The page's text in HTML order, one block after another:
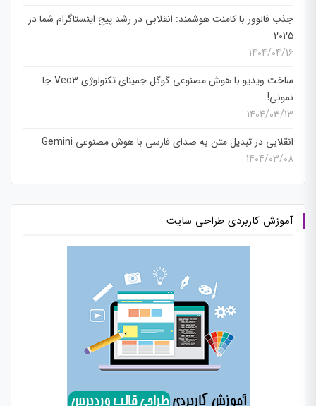
جذب فالوور با کامنت هوشمند: انقلابی در رشد پیج اینستاگرام شما در
2025
1404/04/16
ساخت ویدیو با هوش مصنوعی گوگل جمینای تکنولوژی Veo3 جا
نمونی!
1404/03/13
انقلابی در تبدیل متن به صدای فارسی با هوش مصنوعی Gemini
1404/03/08
آموزش کاربردی طراحی سایت